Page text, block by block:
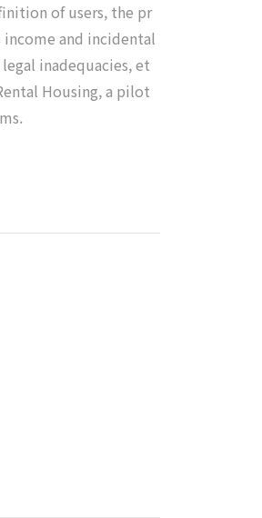
of users, the pr
and incidental
inadequacies, et
Housing, a pilot